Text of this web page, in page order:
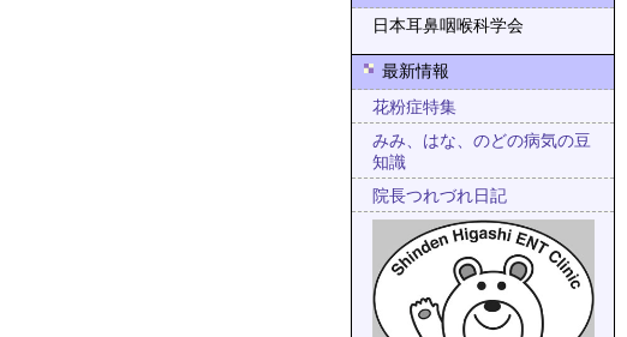
日本耳鼻咽喉科学会
最新情報
花粉症特集
みみ、はな、のどの病気の豆
知識
院長つれづれ日記